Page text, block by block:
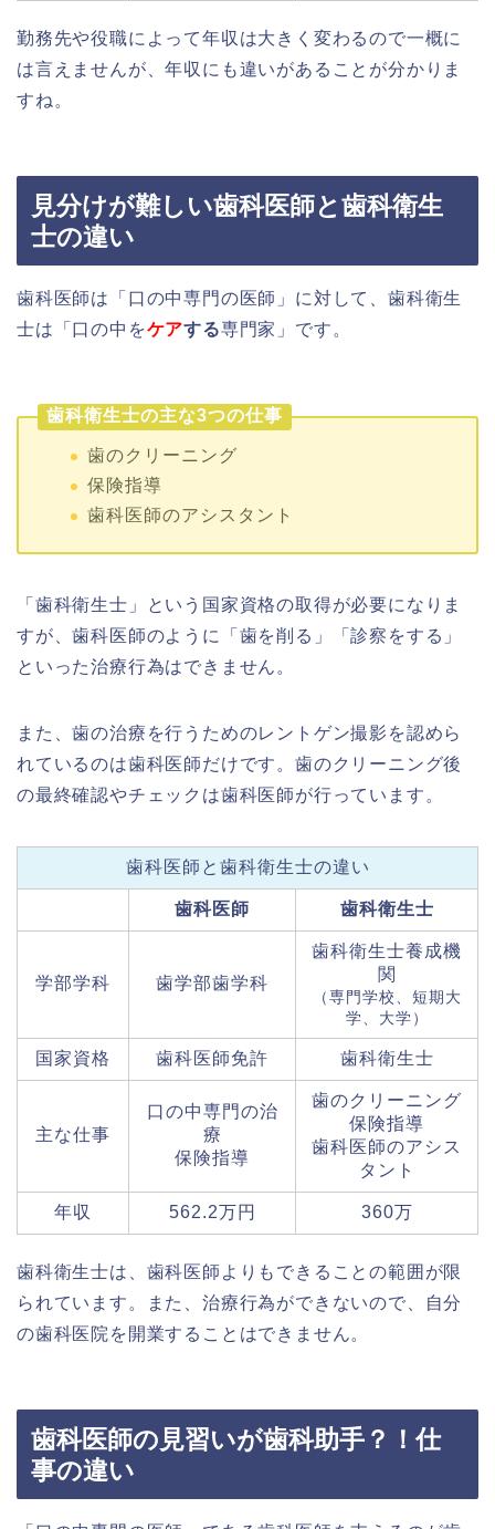
勤務先や役職によって年収は大きく変わるので一概に
は言えませんが、年収にも違いがあることが分かりま
すね。
見分けが難しい歯科医師と歯科衛生
士の違い
歯科医師は「口の中専門の医師」に対して、歯科衛生
士は「口の中をケアする専門家」です。
歯科衛生士の主な3つの仕事
歯のクリーニング
保険指導
歯科医師のアシスタント
「歯科衛生士」という国家資格の取得が必要になりま
すが、歯科医師のように「歯を削る」「診察をする」
といった治療行為はできません。
また、歯の治療を行うためのレントゲン撮影を認めら
れているのは歯科医師だけです。歯のクリーニング後
の最終確認やチェックは歯科医師が行っています。
歯科医師と歯科衛生士の違い
歯科医師 歯科衛生士
学部学科 歯学部歯学科
歯科衛生士養成機
関
（専門学校、短期大
学、大学）
国家資格 歯科医師免許 歯科衛生士
主な仕事
口の中専門の治
療
保険指導
歯のクリーニング
保険指導
歯科医師のアシス
タント
年収 562.2万円 360万
歯科衛生士は、歯科医師よりもできることの範囲が限
られています。また、治療行為ができないので、自分
の歯科医院を開業することはできません。
歯科医師の見習いが歯科助手？！仕
事の違い